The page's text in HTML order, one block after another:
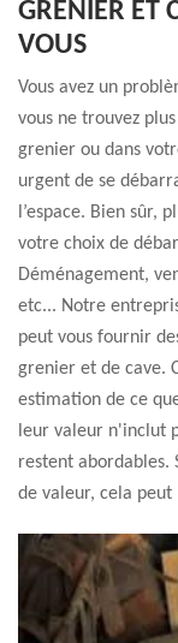
GRENIER ET
VOUS
Vous avez un
vous ne trouvez
grenier ou dans
urgent de se
l’espace. Bien sûr,
votre choix de
Déménagement,
etc... Notre
peut vous fournir
grenier et de cave.
estimation de ce
leur valeur n'inclut
restent abordables.
de valeur, cela